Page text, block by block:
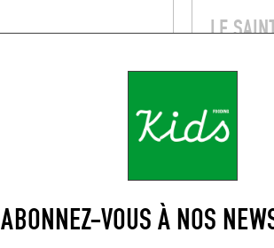
ABONNEZ-VOUS À NOS
LE
Marseille